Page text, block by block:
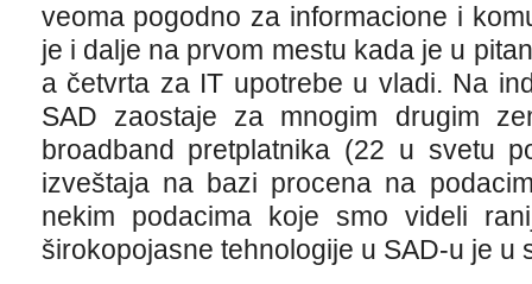
veoma pogodno za informacione i
je i dalje na prvom mestu kada je u
a četvrta za IT upotrebe u vladi. Na
SAD zaostaje za mnogim drugim
broadband pretplatnika (22 u svetu
izveštaja na bazi procena na
nekim podacima koje smo videli
širokopojasne tehnologije u SAD-u je u